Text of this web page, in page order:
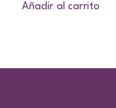
Añadir al carrito